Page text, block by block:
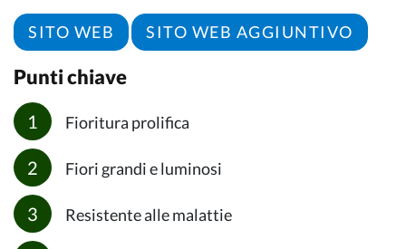
SITO WEB SITO WEB AGGIUNTIVO
Punti chiave
Fioritura prolifica
Fiori grandi e luminosi
Resistente alle malattie